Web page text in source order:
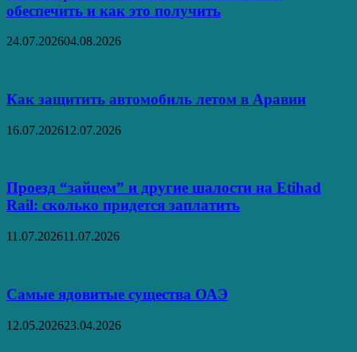
обеспечить и как это получить
24.07.202604.08.2026
Как защитить автомобиль летом в Аравии
16.07.202612.07.2026
Проезд “зайцем” и другие шалости на Etihad
Rail: сколько придется заплатить
11.07.202611.07.2026
Самые ядовитые существа ОАЭ
12.05.202623.04.2026